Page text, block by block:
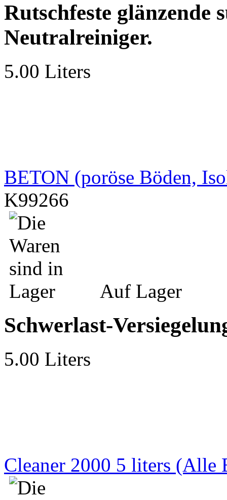
Rutschfeste glänzende
Neutralreiniger.
5.00 Liters
BETON (poröse Böden,
K99266
Auf Lager
Schwerlast-
5.00 Liters
Cleaner 2000 5 liters (Alle